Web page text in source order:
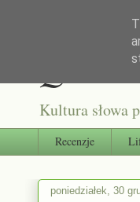
Kultura słowa
Recenzje
poniedziałek, 30